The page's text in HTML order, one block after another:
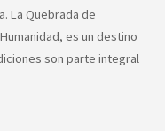
La Quebrada de
es un destino
son parte integral